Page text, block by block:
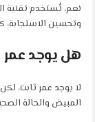
نعم، تُستخدم تقنية
وتحسين
هل يوجد عمر
لا يوجد عمر ثابت،
المبيض والحالة